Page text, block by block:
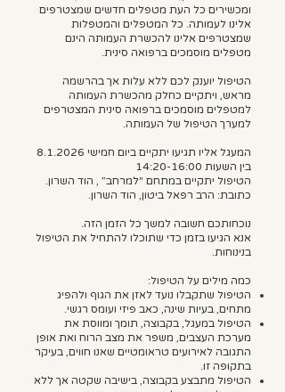
ומכשירים כל העת מטפלים חדשים שמצטרפים
אלינו לעמותה. כל המטפלים והמטפלות
שמצטרפים אלינו להכשרת העמותה הינם
מטפלים מוסמכים ברפואה סינית.
הטיפול יוענק לכם ללא עלות אך בהרשמה
מראש, ויתקיים כחלק מהכשרת העמותה
למטפלים מוסמכים ברפואה סינית המצטרפים
למערך הטיפול של העמותה.
המעגל אליו תגיעו יתקיים ביום חמישי 8.1.2026
בין השעות 14:20-16:00
הטיפול יתקיים במתחם "למרחב” , הוד השרון.
כתובת: הרב רפאל ביטון, הוד השרון.
נוכחותכם חשובה למשך כל הזמן הזה.
אנא הגיעו בזמן כדי שתוכלו להתחיל את הטיפול
בנינוחות.
כמה מילים על הטיפול:
הטיפול שתקבלו נועד לאזן את הגוף ולהפיג
מתחים, בעיות שינה, כאב פיזי ועומס רגשי.
הטיפול במעגל, בקבוצה, תומך ומווסת את
מערכת העצבים, משפר את מצב הרוח ואת אופן
התגובה לאירועים טראומטיים שאנו חווים, בעיקר
בתקופה זו.
הטיפול מתבצע בקבוצה, בישיבה שקטה אך ללא